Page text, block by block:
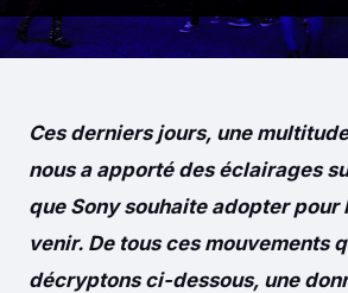
Ces derniers jours, une
nous a apporté des éclairages
que Sony souhaite adopter pour
venir. De tous ces mouvements
décryptons ci-dessous, une